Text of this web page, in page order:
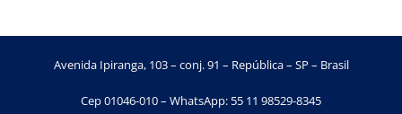
Avenida Ipiranga, 103 – conj. 91 – República – SP – Brasil
Cep 01046-010 – WhatsApp: 55 11 98529-8345